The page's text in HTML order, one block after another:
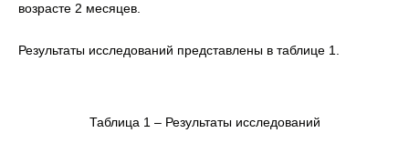
возрасте 2 месяцев.
Результаты исследований представлены в таблице 1.
Таблица 1 – Результаты исследований